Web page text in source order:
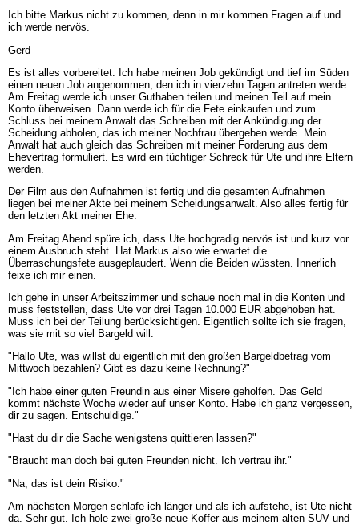
Ich bitte Markus nicht zu kommen, denn in mir kommen Fragen auf und
ich werde nervös.
Gerd
Es ist alles vorbereitet. Ich habe meinen Job gekündigt und tief im Süden
einen neuen Job angenommen, den ich in vierzehn Tagen antreten werde.
Am Freitag werde ich unser Guthaben teilen und meinen Teil auf mein
Konto überweisen. Dann werde ich für die Fete einkaufen und zum
Schluss bei meinem Anwalt das Schreiben mit der Ankündigung der
Scheidung abholen, das ich meiner Nochfrau übergeben werde. Mein
Anwalt hat auch gleich das Schreiben mit meiner Forderung aus dem
Ehevertrag formuliert. Es wird ein tüchtiger Schreck für Ute und ihre Eltern
werden.
Der Film aus den Aufnahmen ist fertig und die gesamten Aufnahmen
liegen bei meiner Akte bei meinem Scheidungsanwalt. Also alles fertig für
den letzten Akt meiner Ehe.
Am Freitag Abend spüre ich, dass Ute hochgradig nervös ist und kurz vor
einem Ausbruch steht. Hat Markus also wie erwartet die
Überraschungsfete ausgeplaudert. Wenn die Beiden wüssten. Innerlich
feixe ich mir einen.
Ich gehe in unser Arbeitszimmer und schaue noch mal in die Konten und
muss feststellen, dass Ute vor drei Tagen 10.000 EUR abgehoben hat.
Muss ich bei der Teilung berücksichtigen. Eigentlich sollte ich sie fragen,
was sie mit so viel Bargeld will.
"Hallo Ute, was willst du eigentlich mit den großen Bargeldbetrag vom
Mittwoch bezahlen? Gibt es dazu keine Rechnung?"
"Ich habe einer guten Freundin aus einer Misere geholfen. Das Geld
kommt nächste Woche wieder auf unser Konto. Habe ich ganz vergessen,
dir zu sagen. Entschuldige."
"Hast du dir die Sache wenigstens quittieren lassen?"
"Braucht man doch bei guten Freunden nicht. Ich vertrau ihr."
"Na, das ist dein Risiko."
Am nächsten Morgen schlafe ich länger und als ich aufstehe, ist Ute nicht
da. Sehr gut. Ich hole zwei große neue Koffer aus meinem alten SUV und